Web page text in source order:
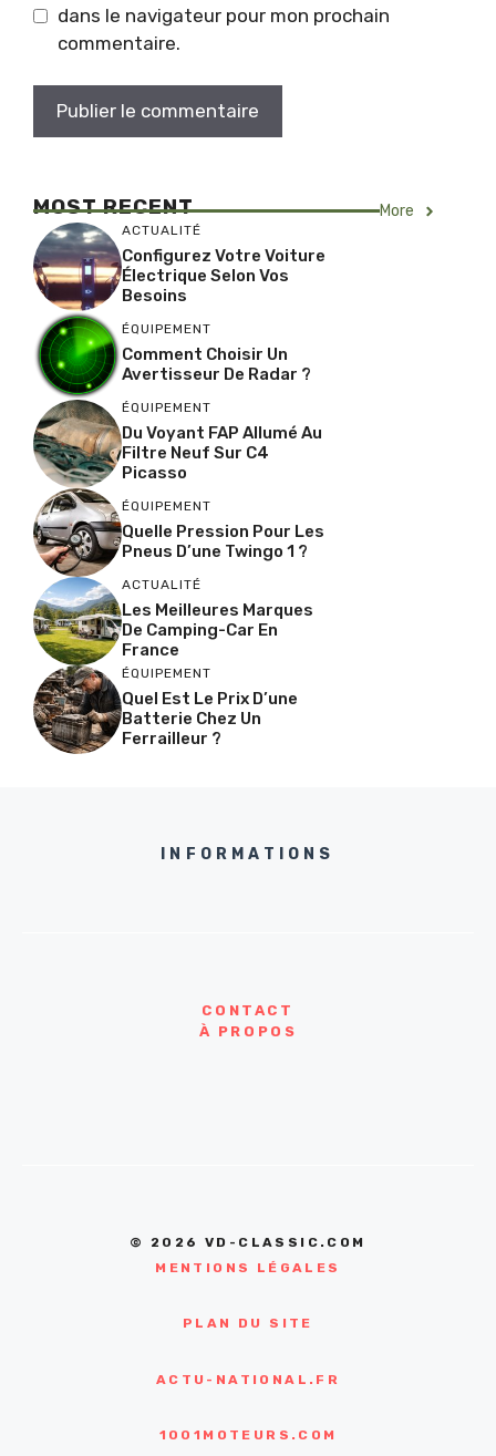
dans le navigateur pour mon prochain
commentaire.
MOST RECENT More
ACTUALITÉ
Configurez Votre Voiture
Électrique Selon Vos
Besoins
ÉQUIPEMENT
Comment Choisir Un
Avertisseur De Radar ?
ÉQUIPEMENT
Du Voyant FAP Allumé Au
Filtre Neuf Sur C4
Picasso
ÉQUIPEMENT
Quelle Pression Pour Les
Pneus D’une Twingo 1 ?
ACTUALITÉ
Les Meilleures Marques
De Camping-Car En
France
ÉQUIPEMENT
Quel Est Le Prix D’une
Batterie Chez Un
Ferrailleur ?
INFORMATIONS
CONTACT
À PROPOS
© 2026 VD-CLASSIC.COM
MENTIONS LÉGALES
PLAN DU SITE
ACTU-NATIONAL.FR
1001MOTEURS.COM